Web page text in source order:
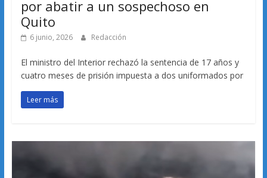
por abatir a un sospechoso en
Quito
6 junio, 2026 Redacción
El ministro del Interior rechazó la sentencia de 17 años y
cuatro meses de prisión impuesta a dos uniformados por
Leer más